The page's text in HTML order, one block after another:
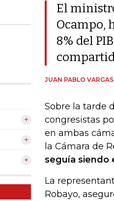
El
Ocampo,
8% del
JUAN PABLO
Sobre la tarde
congresistas
en ambas
la Cámara de
seguía siendo
La
Robayo,